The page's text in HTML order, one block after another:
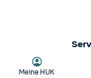
Meine HUK